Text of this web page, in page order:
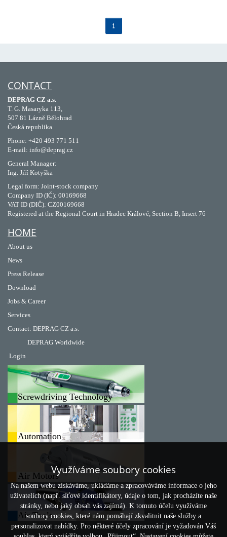
1
CONTACT
DEPRAG CZ a.s.
T. G. Masaryka 113,
507 81 Lázně Bělohrad
Česká republika
Phone: +420 493 771 511
E-mail: info@deprag.cz
General Manager:
Ing. Jiří Kotyška
Legal form: Joint-stock company
Company ID (IČ): 00169668
VAT ID (DIČ): CZ00169668
Registered at the Regional Court in Hradec Králové, Section B, Insert 76
HOME
About us
News
Press Release
Download
Jobs & Career
Services
Contact: DEPRAG CZ a.s.
DEPRAG Worldwide
Login
Screwdriving Technology
Automation
Air Motors
Air Tools
Využíváme soubory cookies
Na našem webu získáváme, ukládáme a zpracováváme informace o jeho
uživatelích (např. síťové identifikátory, údaje o tom, jak procházíte naše
stránky, nebo jaký obsah vás zajímá). K tomuto účelu využíváme
soubory cookies, které nám pomáhají zkvalitnit naše služby a
personalizovat nabídky. Pro některé účely zpracování je vyžadován Váš